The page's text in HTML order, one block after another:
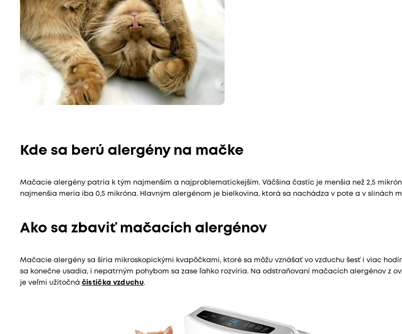
Kde sa berú alergény na mačke
Mačacie alergény patria k tým najmenším a najproblematic­kejším. Väčšina častíc je menšia než 2,5
najmenšia meria iba 0,5 mikróna. Hlavným alergénom je bielkovina, ktorá sa nachádza v pote a v slinách
Ako sa zbaviť mačacích alergénov
Mačacie alergény sa šíria mikroskopickými kvapôčkami, ktoré sa môžu vznášať vo vzduchu šesť i viac
sa konečne usadia, i nepatrným pohybom sa zase ľahko rozvíria. Na odstraňovaní mačacích alergénov z
je veľmi užitočná čistička vzduchu.